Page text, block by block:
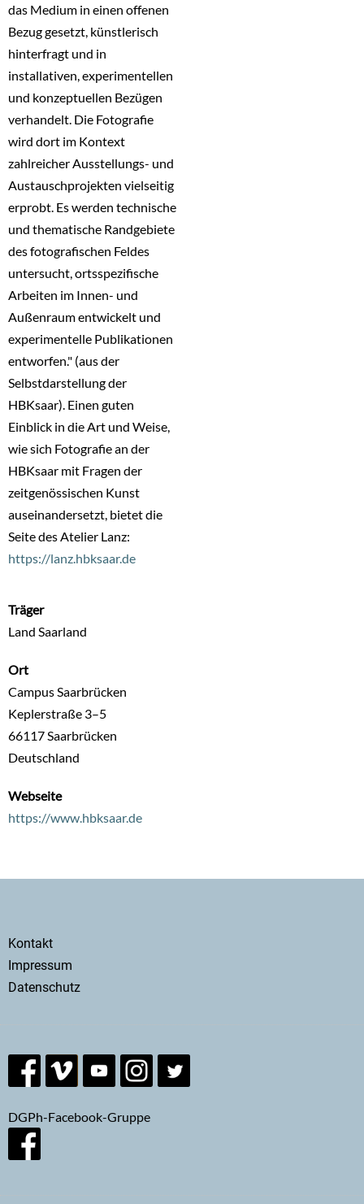
das Medium in einen offenen
Bezug gesetzt, künstlerisch
hinterfragt und in
installativen, experimentellen
und konzeptuellen Bezügen
verhandelt. Die Fotografie
wird dort im Kontext
zahlreicher Ausstellungs- und
Austauschprojekten vielseitig
erprobt. Es werden technische
und thematische Randgebiete
des fotografischen Feldes
untersucht, ortsspezifische
Arbeiten im Innen- und
Außenraum entwickelt und
experimentelle Publikationen
entworfen." (aus der
Selbstdarstellung der
HBKsaar). Einen guten
Einblick in die Art und Weise,
wie sich Fotografie an der
HBKsaar mit Fragen der
zeitgenössischen Kunst
auseinandersetzt, bietet die
Seite des Atelier Lanz:
https://lanz.hbksaar.de
Träger
Land Saarland
Ort
Campus Saarbrücken
Keplerstraße 3–5
66117 Saarbrücken
Deutschland
Webseite
https://www.hbksaar.de
Secondary
menu
Kontakt
Impressum
Datenschutz
DGPh-Facebook-Gruppe